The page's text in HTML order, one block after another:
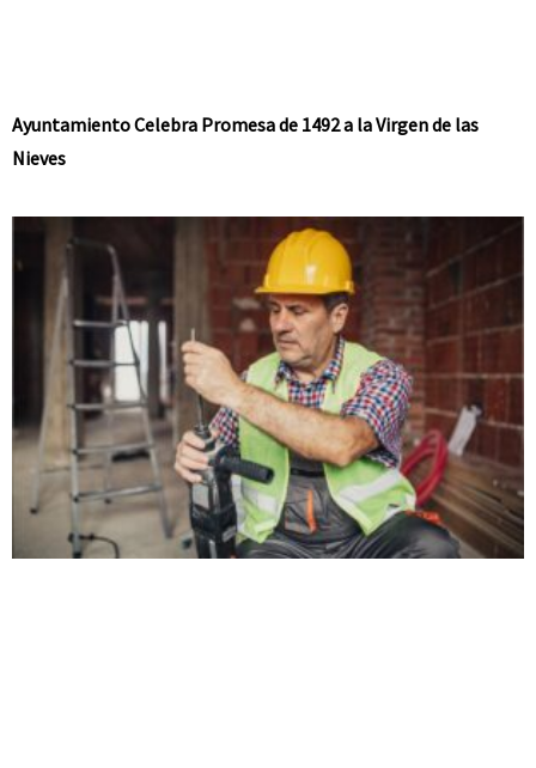
Ayuntamiento Celebra Promesa de 1492 a la Virgen de las
Nieves